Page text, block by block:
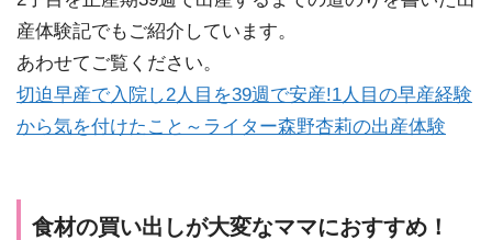
産体験記でもご紹介しています。
あわせてご覧ください。
切迫早産で入院し2人目を39週で安産!1人目の早産経験
から気を付けたこと～ライター森野杏莉の出産体験
食材の買い出しが大変なママにおすすめ！